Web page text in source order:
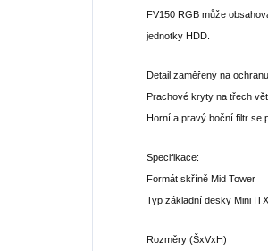
FV150 RGB může
jednotky HDD.
Detail zaměřený na
Prachové kryty na třech
Horní a pravý boční filtr se
Specifikace:
Formát skříně Mid Tower
Typ základní desky Mini
Rozměry (ŠxVxH)